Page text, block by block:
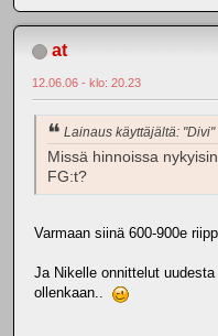
at
12.06.06 - klo: 20.23
Lainaus käyttäjältä: "Divi"
Missä hinnoissa
FG:t?
Varmaan siinä 600-900e
Ja Nikelle onnittelut
ollenkaan..